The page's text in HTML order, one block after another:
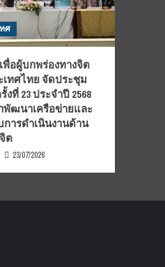
ศ
พื่อผู้บกพร่องทางจิต
เทศไทย จัดประชุม
ที่ 23 ประจำปี 2568
พัฒนาเครือข่ายและ
การดำเนินงานด้าน
ต
23/07/2026